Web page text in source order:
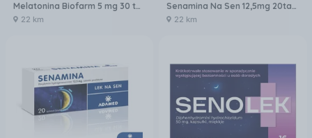
Melatonina Biofarm 5 mg 30 tabl.
22 km
Senamina Na Sen 12,5mg 20tabl.
22 km